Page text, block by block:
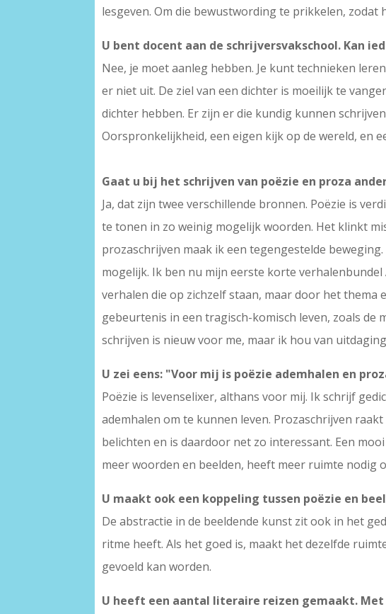
lesgeven. Om die bewustwording te prikkelen, zodat
U bent docent aan de schrijversvakschool. Kan
Nee, je moet aanleg hebben. Je kunt technieken
er niet uit. De ziel van een dichter is moeilijk te
dichter hebben. Er zijn er die kundig kunnen
Oorspronkelijkheid, een eigen kijk op de wereld, en
Gaat u bij het schrijven van poëzie en proza
Ja, dat zijn twee verschillende bronnen. Poëzie is
te tonen in zo weinig mogelijk woorden. Het klinkt
prozaschrijven maak ik een tegengestelde
mogelijk. Ik ben nu mijn eerste korte
verhalen die op zichzelf staan, maar door het
gebeurtenis in een tragisch-komisch leven, zoals
schrijven is nieuw voor me, maar ik hou van
U zei eens: "Voor mij is poëzie ademhalen en
Poëzie is levenselixer, althans voor mij. Ik schrijf
ademhalen om te kunnen leven. Prozaschrijven
belichten en is daardoor net zo interessant. Een
meer woorden en beelden, heeft meer ruimte nodig
U maakt ook een koppeling tussen poëzie en
De abstractie in de beeldende kunst zit ook in het
ritme heeft. Als het goed is, maakt het dezelfde
gevoeld kan worden.
U heeft een aantal literaire reizen gemaakt. Met